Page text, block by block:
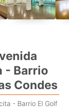
- Barrio
Condes
- Barrio El Golf